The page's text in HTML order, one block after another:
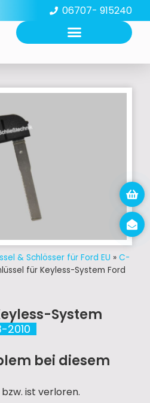
06707- 915240
& Schlösser für Ford EU » C-
für Keyless-System Ford
System
2010
bei diesem
ist verloren.